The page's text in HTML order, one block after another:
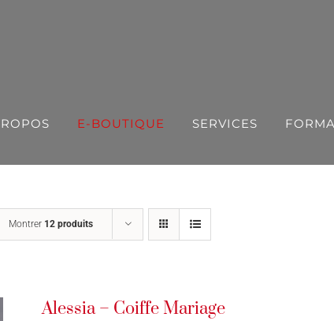
E-BOUTIQUE SERVICES
Montrer 12 produits
Alessia – Coiffe Mariage